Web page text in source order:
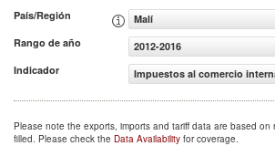
País/Región
Malí
Rango de año
2012-2016
Indicador
Impuestos al comercio
Please note the exports, imports and tariff data are based
filled. Please check the Data Availability for coverage.